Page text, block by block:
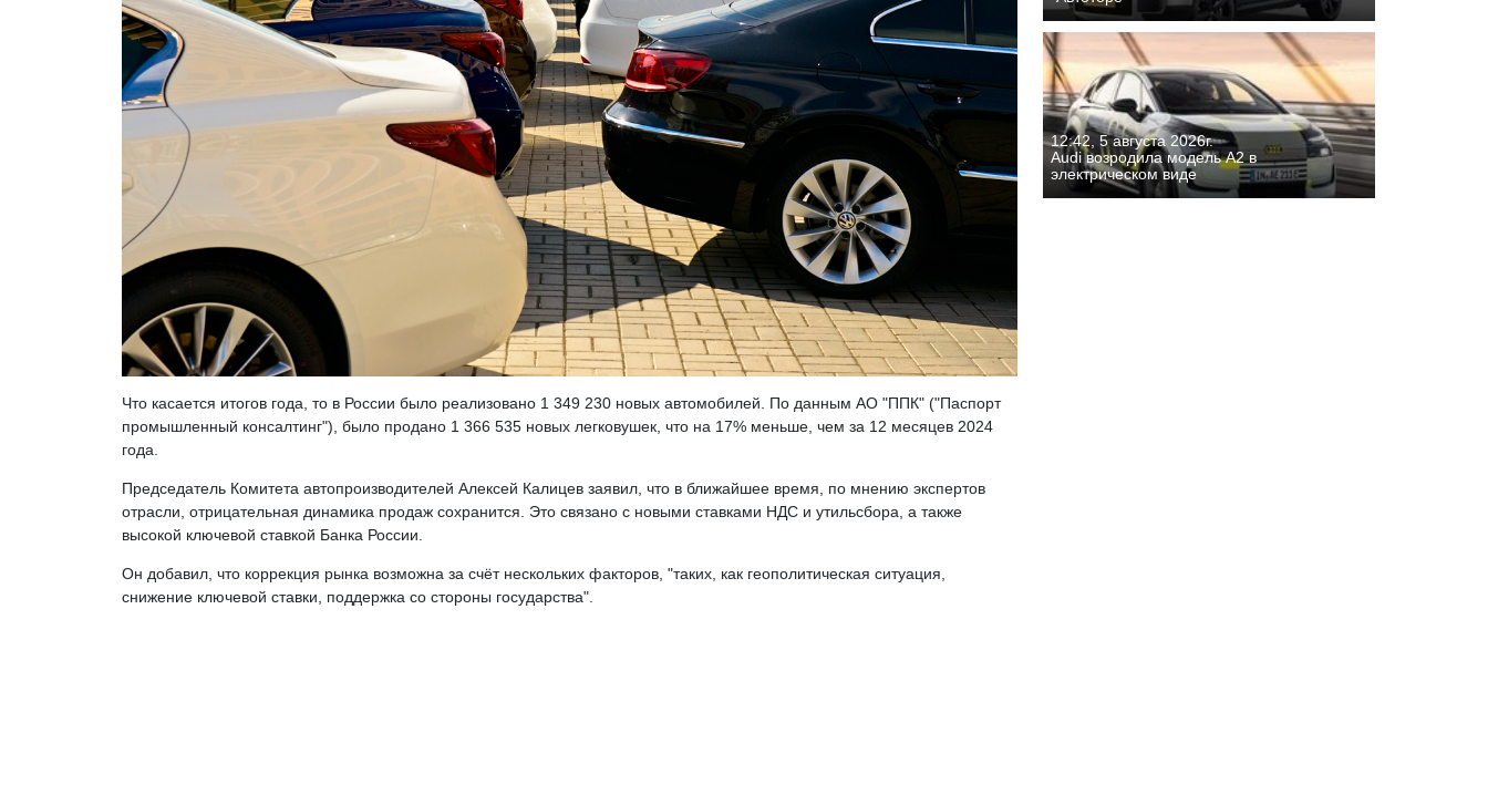
Что касается итогов года, то в России было реализовано 1 349 230 новых автомобилей. По данным АО "ППК" ("Паспорт
промышленный консалтинг"), было продано 1 366 535 новых легковушек, что на 17% меньше, чем за 12 месяцев 2024
года.
Председатель Комитета автопроизводителей Алексей Калицев заявил, что в ближайшее время, по мнению экспертов
отрасли, отрицательная динамика продаж сохранится. Это связано с новыми ставками НДС и утильсбора, а также
высокой ключевой ставкой Банка России.
Он добавил, что коррекция рынка возможна за счёт нескольких факторов, "таких, как геополитическая ситуация,
снижение ключевой ставки, поддержка со стороны государства".
12:42, 5 августа 2026г.
Audi возродила модель A2 в
электрическом виде